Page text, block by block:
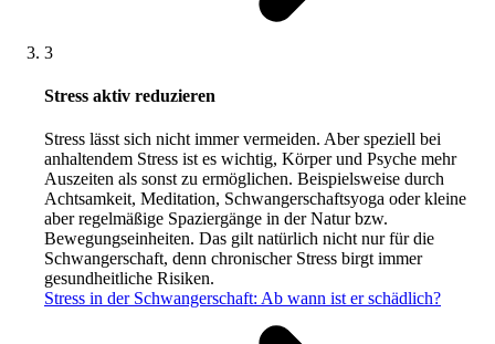
3
Stress aktiv reduzieren
Stress lässt sich nicht immer vermeiden. Aber speziell bei
anhaltendem Stress ist es wichtig, Körper und Psyche mehr
Auszeiten als sonst zu ermöglichen. Beispielsweise durch
Achtsamkeit, Meditation, Schwangerschaftsyoga oder kleine
aber regelmäßige Spaziergänge in der Natur bzw.
Bewegungseinheiten. Das gilt natürlich nicht nur für die
Schwangerschaft, denn chronischer Stress birgt immer
gesundheitliche Risiken.
Stress in der Schwangerschaft: Ab wann ist er schädlich?